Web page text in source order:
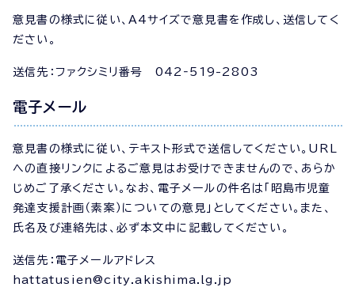
意見書の様式に従い、A4サイズで意見書を作成し、送信してく
ださい。
送信先：ファクシミリ番号 042‐519-2803
電子メール
意見書の様式に従い、テキスト形式で送信してください。URL
への直接リンクによるご意見はお受けできませんので、あらか
じめご了承ください。なお、電子メールの件名は「昭島市児童
発達支援計画（素案）についての意見」としてください。また、
氏名及び連絡先は、必ず本文中に記載してください。
送信先：電子メールアドレス
hattatusien@city.akishima.lg.jp